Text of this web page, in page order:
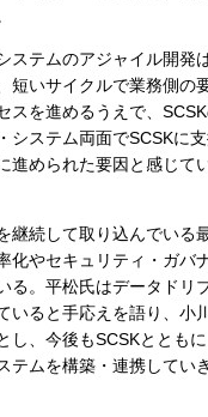
ステムのアジャイル開発
短いサイクルで業務側の
スを進めるうえで、
システム両面でSCSKに
進められた要因と感じて
継続して取り込んでいる
化やセキュリティ・ガバ
る。平松氏はデータドリ
いると手応えを語り、小
し、今後もSCSKととも
テムを構築・連携してい